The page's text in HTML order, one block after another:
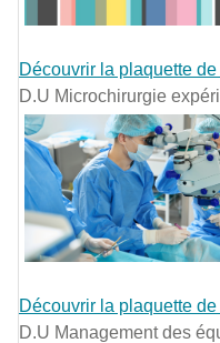
Découvrir la plaquette
D.U Microchirurgie
Découvrir la plaquette
D.U Management des